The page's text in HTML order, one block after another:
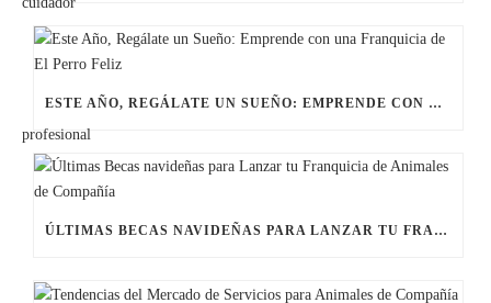
ESTE AÑO, REGÁLATE UN SUEÑO: EMPRENDE CON UNA FRANQUICIA DE EL PERRO FELIZ
ÚLTIMAS BECAS NAVIDEÑAS PARA LANZAR TU FRANQUICIA DE ANIMALES DE COMPAÑÍA